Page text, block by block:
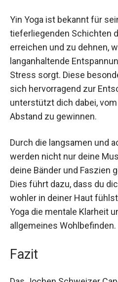
Nutzen und
Yin Yoga ist bekannt für
tieferliegenden Schichten
erreichen und zu dehnen,
langanhaltende
Stress sorgt. Diese
und unterstützt dich
Abstand zu gewinnen.
Durch die langsamen und
Bewegungen werden nicht
sondern auch deine Bänder
und gestärkt. Dies führt
Zudem fördert Yin Yoga die
steigert dein allgemeines